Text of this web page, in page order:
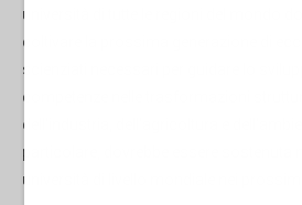
università di tutte le regioni del mondo
coltivare la prossima generazione di
scienziati necessari per guidare lo
competenze nelle trasformazioni
dell'industria, dell'agricoltura e
particolare, dovrebbe essere sostenuta
università di livello mondiale nei prossimi